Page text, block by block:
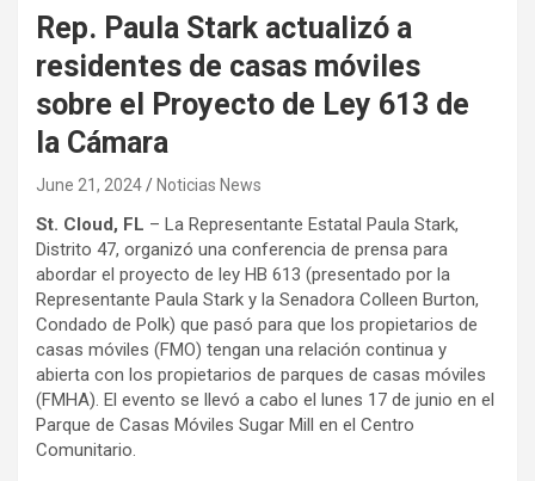
Rep. Paula Stark actualizó a
residentes de casas móviles
sobre el Proyecto de Ley 613 de
la Cámara
June 21, 2024 Noticias News
St. Cloud, FL – La Representante Estatal Paula Stark,
Distrito 47, organizó una conferencia de prensa para
abordar el proyecto de ley HB 613 (presentado por la
Representante Paula Stark y la Senadora Colleen Burton,
Condado de Polk) que pasó para que los propietarios de
casas móviles (FMO) tengan una relación continua y
abierta con los propietarios de parques de casas móviles
(FMHA). El evento se llevó a cabo el lunes 17 de junio en el
Parque de Casas Móviles Sugar Mill en el Centro
Comunitario.